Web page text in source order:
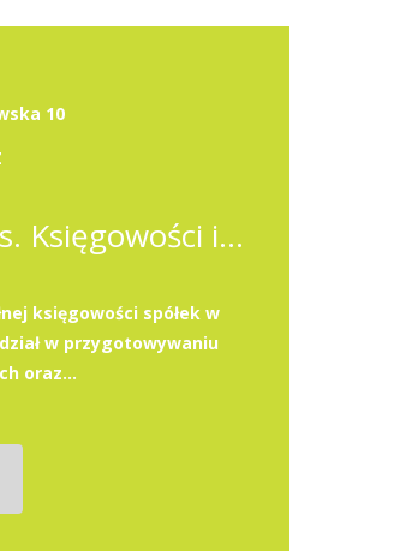
10
Specjalista / Specjalistka ds. Księgowości i Podatków
księgowości spółek w
w przygotowywaniu
oraz...